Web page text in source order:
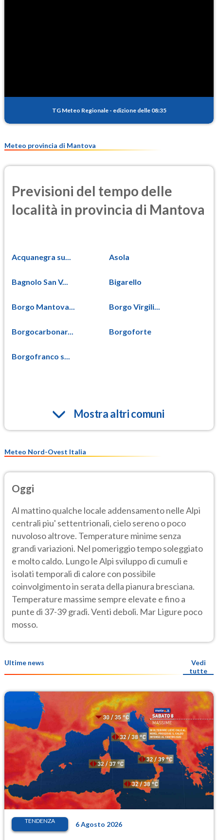
TG Meteo Regionale - edizione delle 08:35
Meteo provincia di Mantova
Previsioni del tempo delle
località in provincia di Mantova
Acquanegra su... Asola
Bagnolo San V... Bigarello
Borgo Mantova... Borgo Virgili...
Borgocarbonar... Borgoforte
Borgofranco s...
Mostra altri comuni
Meteo Nord-Ovest Italia
Oggi
Al mattino qualche locale addensamento nelle Alpi
centrali piu' settentrionali, cielo sereno o poco
nuvoloso altrove. Temperature minime senza
grandi variazioni. Nel pomeriggio tempo soleggiato
e molto caldo. Lungo le Alpi sviluppo di cumuli e
isolati temporali di calore con possibile
coinvolgimento in serata della pianura bresciana.
Temperature massime sempre elevate e fino a
punte di 37-39 gradi. Venti deboli. Mar Ligure poco
mosso.
Ultime news
Vedi
tutte
TENDENZA 6 Agosto 2026